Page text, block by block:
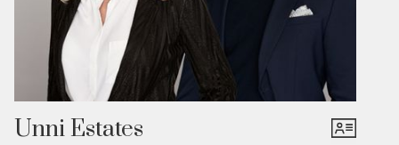
boliger her</a>
Unni Estates